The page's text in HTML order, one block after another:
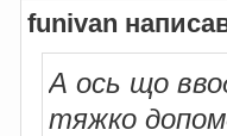
funivan
А ось що
тяжко